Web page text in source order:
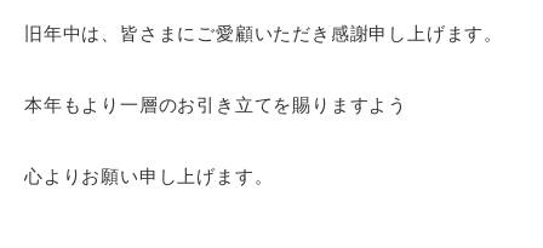
旧年中は、皆さまにご愛顧いただき感謝申し上げます。
本年もより一層のお引き立てを賜りますよう
心よりお願い申し上げます。